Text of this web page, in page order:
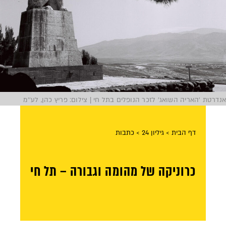
דף הבית > גיליון 24 > כתבות
כרוניקה של מהומה וגבורה – תל חי
אנדרטת 'האריה השואג' לזכר הנופלים בתל חי | צילום: פריץ כהן, לע''מ